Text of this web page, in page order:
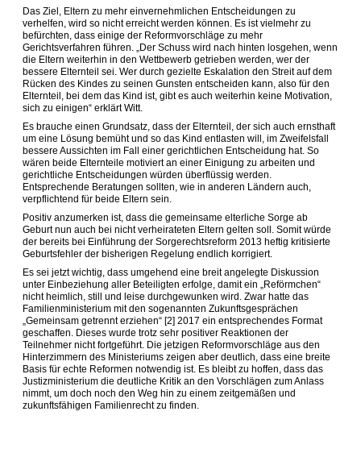
Das Ziel, Eltern zu mehr einvernehmlichen Entscheidungen zu
verhelfen, wird so nicht erreicht werden können. Es ist vielmehr zu
befürchten, dass einige der Reformvorschläge zu mehr
Gerichtsverfahren führen. „Der Schuss wird nach hinten losgehen, wenn
die Eltern weiterhin in den Wettbewerb getrieben werden, wer der
bessere Elternteil sei. Wer durch gezielte Eskalation den Streit auf dem
Rücken des Kindes zu seinen Gunsten entscheiden kann, also für den
Elternteil, bei dem das Kind ist, gibt es auch weiterhin keine Motivation,
sich zu einigen“ erklärt Witt.
Es brauche einen Grundsatz, dass der Elternteil, der sich auch ernsthaft
um eine Lösung bemüht und so das Kind entlasten will, im Zweifelsfall
bessere Aussichten im Fall einer gerichtlichen Entscheidung hat. So
wären beide Elternteile motiviert an einer Einigung zu arbeiten und
gerichtliche Entscheidungen würden überflüssig werden.
Entsprechende Beratungen sollten, wie in anderen Ländern auch,
verpflichtend für beide Eltern sein.
Positiv anzumerken ist, dass die gemeinsame elterliche Sorge ab
Geburt nun auch bei nicht verheirateten Eltern gelten soll. Somit würde
der bereits bei Einführung der Sorgerechtsreform 2013 heftig kritisierte
Geburtsfehler der bisherigen Regelung endlich korrigiert.
Es sei jetzt wichtig, dass umgehend eine breit angelegte Diskussion
unter Einbeziehung aller Beteiligten erfolge, damit ein „Reförmchen“
nicht heimlich, still und leise durchgewunken wird. Zwar hatte das
Familienministerium mit den sogenannten Zukunftsgesprächen
„Gemeinsam getrennt erziehen“ [2] 2017 ein entsprechendes Format
geschaffen. Dieses wurde trotz sehr positiver Reaktionen der
Teilnehmer nicht fortgeführt. Die jetzigen Reformvorschläge aus den
Hinterzimmern des Ministeriums zeigen aber deutlich, dass eine breite
Basis für echte Reformen notwendig ist. Es bleibt zu hoffen, dass das
Justizministerium die deutliche Kritik an den Vorschlägen zum Anlass
nimmt, um doch noch den Weg hin zu einem zeitgemäßen und
zukunftsfähigen Familienrecht zu finden.